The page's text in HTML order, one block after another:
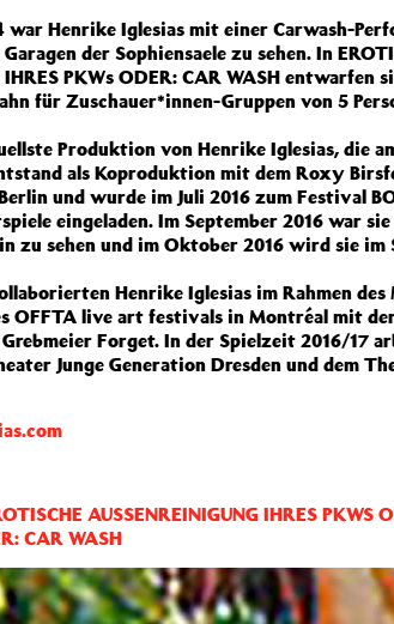
war Henrike Iglesias mit einer Carwash-
der Sophiensaele zu sehen. In
IHRES PKWs ODER: CAR WASH entwarfen
für Zuschauer*innen-Gruppen von 5
Produktion von Henrike Iglesias, die
als Koproduktion mit dem Roxy
und wurde im Juli 2016 zum Festival
eingeladen. Im September 2016 war
zu sehen und im Oktober 2016 wird sie im
Henrike Iglesias im Rahmen des
OFFTA live art festivals in Montréal mit
Forget. In der Spielzeit 2016/17
Junge Generation Dresden und dem
AUSSENREINIGUNG IHRES PKWS
CAR WASH